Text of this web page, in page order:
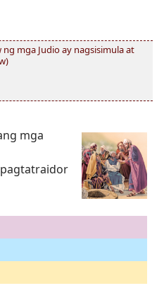
ng mga Judio ay nagsisimula at
mga